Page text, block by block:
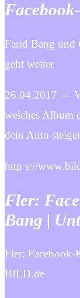
Farid Bang und
geht weiter
26.04.2017 —
welches Album
dein Auto
http s://
Fler:
Bang |
Fler:
BILD.de